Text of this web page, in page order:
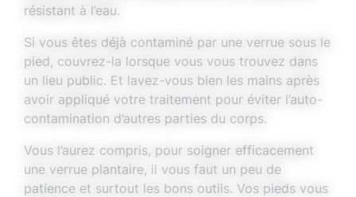
résistant à l’eau.
Si vous êtes déjà contaminé par une verrue sous le
pied, couvrez-la lorsque vous vous trouvez dans
un lieu public. Et lavez-vous bien les mains après
avoir appliqué votre traitement pour éviter l’auto-
contamination d’autres parties du corps.
Vous l’aurez compris, pour soigner efficacement
une verrue plantaire, il vous faut un peu de
patience et surtout les bons outils. Vos pieds vous